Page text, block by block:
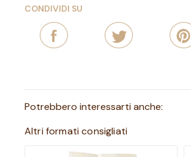
CONDIVIDI SU
Potrebbero interessarti anche:
Altri formati consigliati